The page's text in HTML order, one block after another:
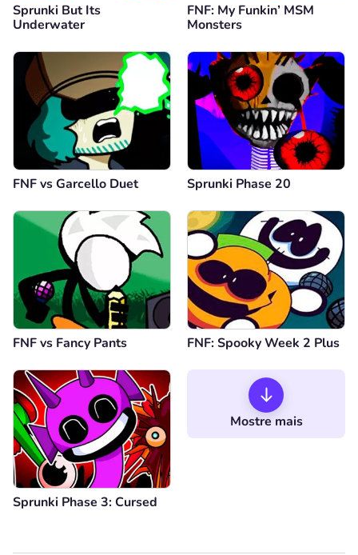
Sprunki But Its
Underwater
FNF: My Funkin’ MSM
Monsters
FNF vs Garcello Duet Sprunki Phase 20
FNF vs Fancy Pants FNF: Spooky Week 2 Plus
Sprunki Phase 3: Cursed
Mostre mais